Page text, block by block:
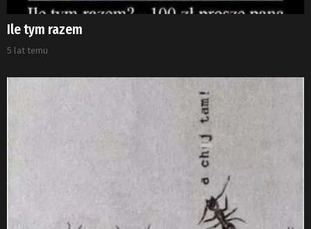
Ile tym razem
5 lat temu